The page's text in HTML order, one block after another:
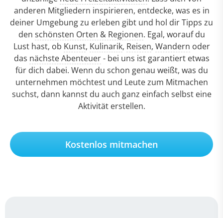
anderen Mitgliedern inspirieren, entdecke, was es in
deiner Umgebung zu erleben gibt und hol dir Tipps zu
den schönsten Orten & Regionen. Egal, worauf du
Lust hast, ob Kunst, Kulinarik, Reisen, Wandern oder
das nächste Abenteuer- bei uns ist garantiert etwas
für dich dabei. Wenn du schon genau weißt, was du
unternehmen möchtest und Leute zum Mitmachen
suchst, dann kannst du auch ganz einfach selbst eine
Aktivität erstellen.
Kostenlos mitmachen